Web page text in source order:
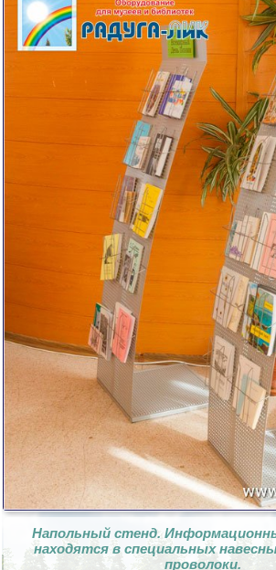
Напольный стенд.
находятся в специальных
проволоки.